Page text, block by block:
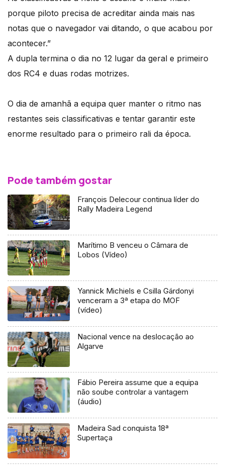
porque piloto precisa de acreditar ainda mais nas
notas que o navegador vai ditando, o que acabou por
acontecer.”
A dupla termina o dia no 12 lugar da geral e primeiro
dos RC4 e duas rodas motrizes.
O dia de amanhã a equipa quer manter o ritmo nas
restantes seis classificativas e tentar garantir este
enorme resultado para o primeiro rali da época.
Pode também gostar
François Delecour continua líder do
Rally Madeira Legend
Marítimo B venceu o Câmara de
Lobos (Vídeo)
Yannick Michiels e Csilla Gárdonyi
venceram a 3ª etapa do MOF
(vídeo)
Nacional vence na deslocação ao
Algarve
Fábio Pereira assume que a equipa
não soube controlar a vantagem
(áudio)
Madeira Sad conquista 18ª
Supertaça